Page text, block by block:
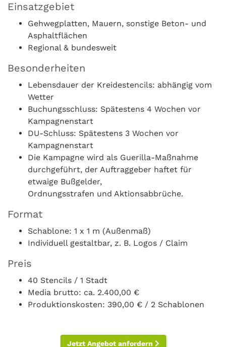
Einsatzgebiet
Gehwegplatten, Mauern, sonstige Beton- und
Asphaltflächen
Regional & bundesweit
Besonderheiten
Lebensdauer der Kreidestencils: abhängig vom
Wetter
Buchungsschluss: Spätestens 4 Wochen vor
Kampagnenstart
DU-Schluss: Spätestens 3 Wochen vor
Kampagnenstart
Die Kampagne wird als Guerilla-Maßnahme
durchgeführt, der Auftraggeber haftet für
etwaige Bußgelder,
Ordnungsstrafen und Aktionsabbrüche.
Format
Schablone: 1 x 1 m (Außenmaß)
Individuell gestaltbar, z. B. Logos / Claim
Preis
40 Stencils / 1 Stadt
Media brutto: ca. 2.400,00 €
Produktionskosten: 390,00 € / 2 Schablonen
Jetzt Angebot anfordern